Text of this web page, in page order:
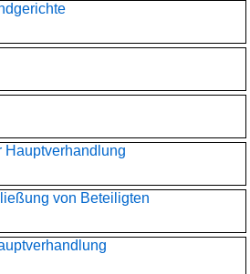
Hauptverhandlung
von Beteiligten